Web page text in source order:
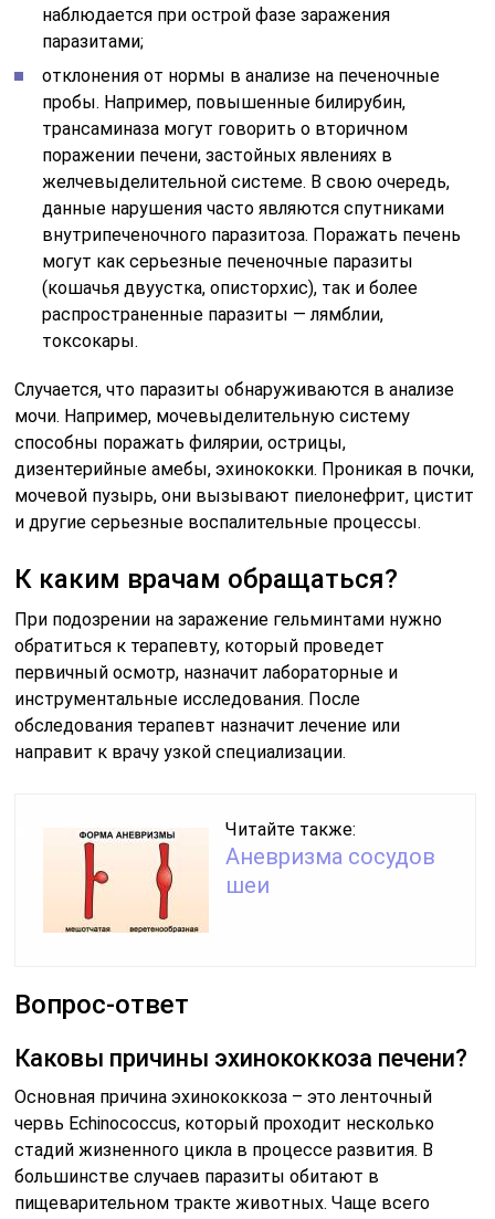
наблюдается при острой фазе заражения
паразитами;
отклонения от нормы в анализе на печеночные
пробы. Например, повышенные билирубин,
трансаминаза могут говорить о вторичном
поражении печени, застойных явлениях в
желчевыделительной системе. В свою очередь,
данные нарушения часто являются спутниками
внутрипеченочного паразитоза. Поражать печень
могут как серьезные печеночные паразиты
(кошачья двуустка, описторхис), так и более
распространенные паразиты — лямблии,
токсокары.
Случается, что паразиты обнаруживаются в анализе
мочи. Например, мочевыделительную систему
способны поражать филярии, острицы,
дизентерийные амебы, эхинококки. Проникая в почки,
мочевой пузырь, они вызывают пиелонефрит, цистит
и другие серьезные воспалительные процессы.
К каким врачам обращаться?
При подозрении на заражение гельминтами нужно
обратиться к терапевту, который проведет
первичный осмотр, назначит лабораторные и
инструментальные исследования. После
обследования терапевт назначит лечение или
направит к врачу узкой специализации.
Читайте также:
Аневризма сосудов
шеи
Вопрос-ответ
Каковы причины эхинококкоза печени?
Основная причина эхинококкоза – это ленточный
червь Echinococcus, который проходит несколько
стадий жизненного цикла в процессе развития. В
большинстве случаев паразиты обитают в
пищеварительном тракте животных. Чаще всего